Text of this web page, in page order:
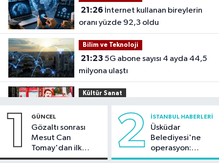
21:26
oranı yüzde 92,3 oldu
Bilim ve Teknoloji
21:23
milyona ulaştı
Kültür Sanat
vatandaşları yazlık sinemada
buluşturuyor
1 GÜNCEL
Gözaltı sonrası
Mesut Can
Tomay'dan ilk
açıklama
2 İSTANBUL HABERLERI
Üsküdar
Belediyesi'ne
operasyon:
Sinem Dedetaş'a